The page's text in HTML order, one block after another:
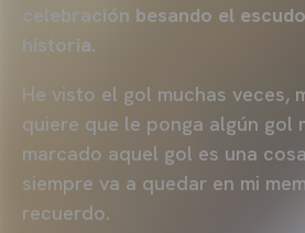
celebración besando el
historia.
He visto el gol muchas veces,
quiere que le ponga algún gol
marcado aquel gol es una cosa
siempre va a quedar en mi
recuerdo.